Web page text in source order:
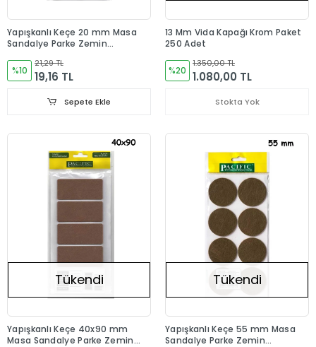
Yapışkanlı Keçe 20 mm Masa
Sandalye Parke Zemin
%10
21,29 TL
19,16 TL
Sepete Ekle
13 Mm Vida Kapağı Krom Paket
250 Adet
%20
1.350,00 TL
1.080,00 TL
Stokta Yok
Tükendi
Yapışkanlı Keçe 40x90 mm
Masa Sandalye Parke Zemin
Tükendi
Yapışkanlı Keçe 55 mm Masa
Sandalye Parke Zemin